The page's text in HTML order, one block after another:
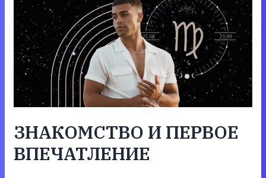
ЗНАКОМСТВО И ПЕРВОЕ
ВПЕЧАТЛЕНИЕ